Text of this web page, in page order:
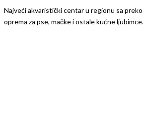
Najveći akvaristički centar u regionu sa
oprema za pse, mačke i ostale kućne ljubimce.